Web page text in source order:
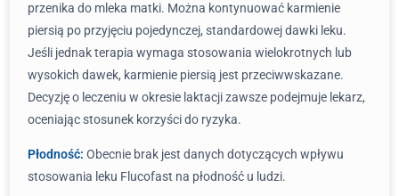
przenika do mleka matki. Można kontynuować karmienie
piersią po przyjęciu pojedynczej, standardowej dawki leku.
Jeśli jednak terapia wymaga stosowania wielokrotnych lub
wysokich dawek, karmienie piersią jest przeciwwskazane.
Decyzję o leczeniu w okresie laktacji zawsze podejmuje lekarz,
oceniając stosunek korzyści do ryzyka.
Płodność: Obecnie brak jest danych dotyczących wpływu
stosowania leku Flucofast na płodność u ludzi.